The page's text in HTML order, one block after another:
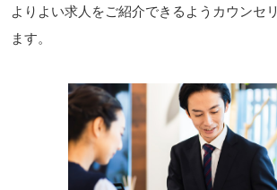
よりよい求人をご紹介できるようカウンセ
ます。